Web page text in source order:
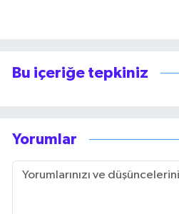
Bu içeriğe tepkiniz
Yorumlar